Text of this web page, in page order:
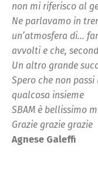
non mi riferisco al
Ne parlavamo in
un’atmosfera di…
avvolti e che,
Un altro grande
Spero che non
qualcosa insieme
SBAM è bellissimo
Grazie grazie grazie
Agnese Galeffi